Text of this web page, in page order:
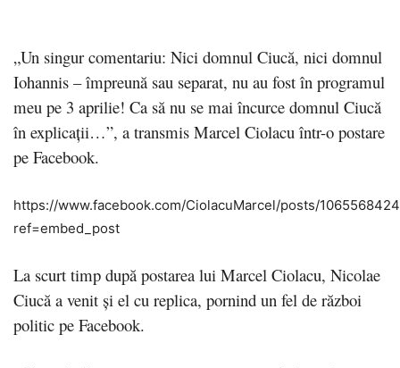
„Un singur comentariu: Nici domnul Ciucă, nici domnul
Iohannis – împreună sau separat, nu au fost în programul
meu pe 3 aprilie! Ca să nu se mai încurce domnul Ciucă
în explicații…”, a transmis Marcel Ciolacu într-o postare
pe Facebook.
https://www.facebook.com/CiolacuMarcel/posts/
ref=embed_post
La scurt timp după postarea lui Marcel Ciolacu, Nicolae
Ciucă a venit și el cu replica, pornind un fel de război
politic pe Facebook.